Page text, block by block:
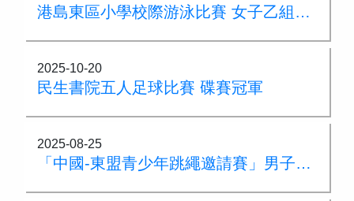
港島東區小學校際游泳比賽 女子乙組50米蝶泳銀牌
2025-10-20
民生書院五人足球比賽 碟賽冠軍
2025-08-25
「中國-東盟青少年跳繩邀請賽」男子少年組個人花式亞軍